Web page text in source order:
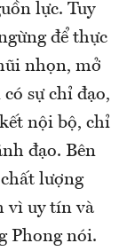
lực. Tuy
để thực
nhọn, mở
sự chỉ đạo,
nội bộ, chỉ
đạo. Bên
lượng
vì uy tín và
Phong nói.